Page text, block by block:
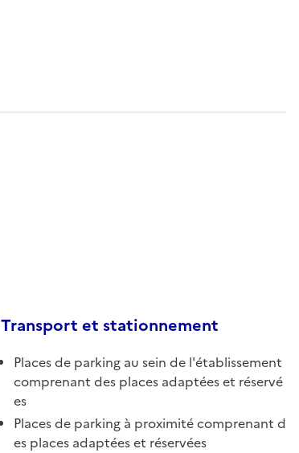
Transport et stationnement
Places de parking au sein de l'établissement
comprenant des places adaptées et réservé
es
Places de parking à proximité comprenant d
es places adaptées et réservées